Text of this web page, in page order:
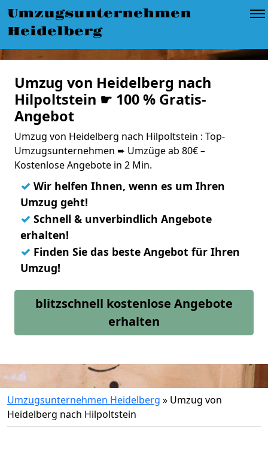
Umzugsunternehmen
Heidelberg
Umzug von Heidelberg nach
Hilpoltstein ☛ 100 % Gratis-
Angebot
Umzug von Heidelberg nach Hilpoltstein : Top-
Umzugsunternehmen ➨ Umzüge ab 80€ –
Kostenlose Angebote in 2 Min.
✓ Wir helfen Ihnen, wenn es um Ihren
Umzug geht!
✓ Schnell & unverbindlich Angebote
erhalten!
✓ Finden Sie das beste Angebot für Ihren
Umzug!
blitzschnell kostenlose Angebote
erhalten
Umzugsunternehmen Heidelberg » Umzug von
Heidelberg nach Hilpoltstein